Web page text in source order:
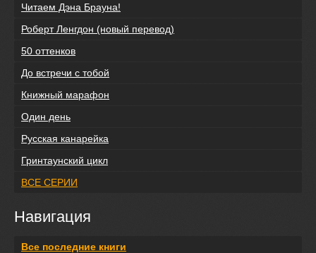
Читаем Дэна Брауна!
Роберт Ленгдон (новый перевод)
50 оттенков
До встречи с тобой
Книжный марафон
Один день
Русская канарейка
Гринтаунский цикл
ВСЕ СЕРИИ
Навигация
Все последние книги